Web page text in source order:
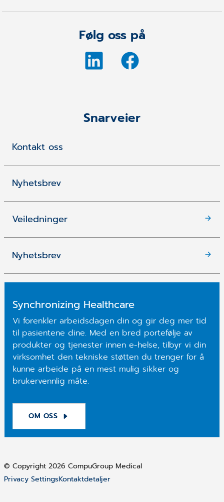
Følg oss på
Snarveier
Kontakt oss
Nyhetsbrev
Veiledninger
Nyhetsbrev
Synchronizing Healthcare
Vi forenkler arbeidsdagen din og gir deg mer tid
til pasientene dine. Med en bred portefølje av
produkter og tjenester innen e-helse, tilbyr vi din
virksomhet den tekniske støtten du trenger for å
kunne arbeide på en mest mulig sikker og
brukervennlig måte.
OM OSS
© Copyright 2026 CompuGroup Medical
Privacy SettingsKontaktdetaljer